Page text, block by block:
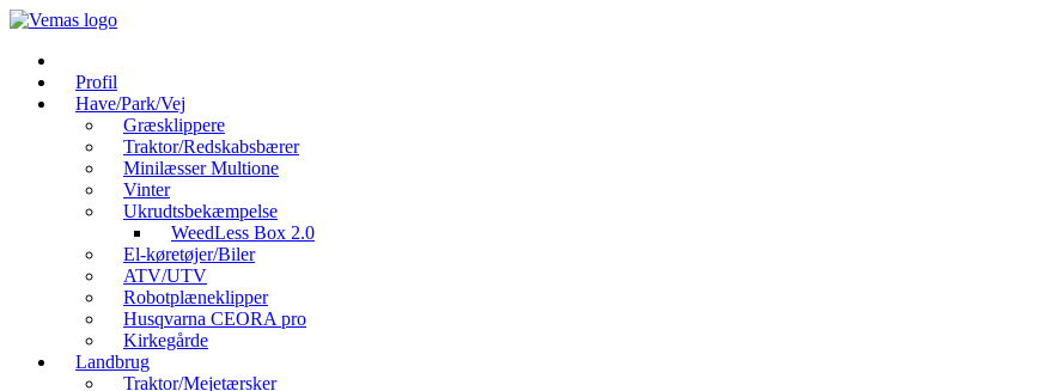
Videre
indhold
Profil
Have/Park/Vej
Græsklippere
Traktor/Redskabsbærer
Minilæsser Multione
Vinter
Ukrudtsbekæmpelse
WeedLess Box 2.0
El-køretøjer/Biler
ATV/UTV
Robotplæneklipper
Husqvarna CEORA pro
Kirkegårde
Landbrug
Traktor/Mejetærsker